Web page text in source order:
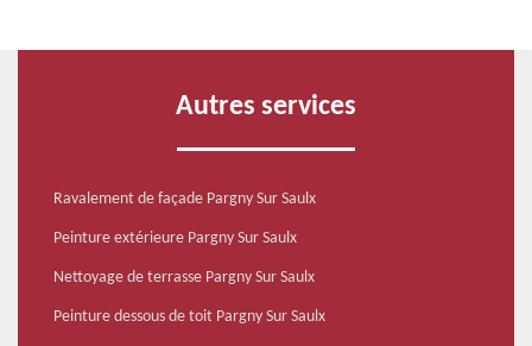
Autres services
Ravalement de façade Pargny Sur Saulx
Peinture extérieure Pargny Sur Saulx
Nettoyage de terrasse Pargny Sur Saulx
Peinture dessous de toit Pargny Sur Saulx